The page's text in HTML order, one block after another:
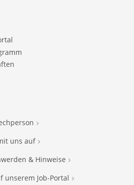
uns auf
& Hinweise
unserem Job-Portal